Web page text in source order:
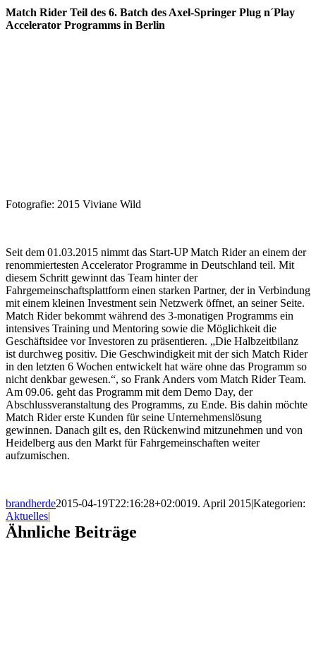
Match Rider Teil des 6. Batch des Axel-Springer Plug n´Play
Accelerator Programms in Berlin
Fotografie: 2015 Viviane Wild
Seit dem 01.03.2015 nimmt das Start-UP Match Rider an einem der
renommiertesten Accelerator Programme in Deutschland teil. Mit
diesem Schritt gewinnt das Team hinter der
Fahrgemeinschaftsplattform einen starken Partner, der in Verbindung
mit einem kleinen Investment sein Netzwerk öffnet, an seiner Seite.
Match Rider bekommt während des 3-monatigen Programms ein
intensives Training und Mentoring sowie die Möglichkeit die
Geschäftsidee vor Investoren zu präsentieren. „Die Halbzeitbilanz
ist durchweg positiv. Die Geschwindigkeit mit der sich Match Rider
in den letzten 6 Wochen entwickelt hat wäre ohne das Programm so
nicht denkbar gewesen.“, so Frank Anders vom Match Rider Team.
Am 09.06. geht das Programm mit dem Demo Day, der
Abschlussveranstaltung des Programms, zu Ende. Bis dahin möchte
Match Rider erste Kunden für seine Unternehmenslösung
gewinnen. Danach gilt es, den Rückenwind mitzunehmen und von
Heidelberg aus den Markt für Fahrgemeinschaften weiter
aufzumischen.
brandherde2015-04-19T22:16:28+02:0019. April 2015|Kategorien:
Aktuelles|
Ähnliche Beiträge